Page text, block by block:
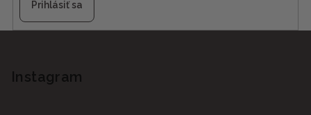
Prihlásiť sa
Instagram